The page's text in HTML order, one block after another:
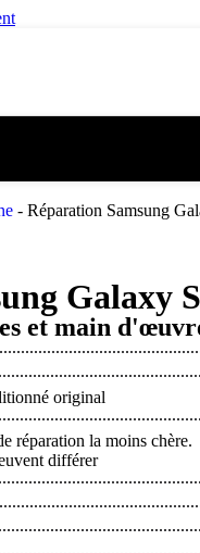
- Réparation Samsung
Galaxy
et main
original
réparation la moins chère.
différer